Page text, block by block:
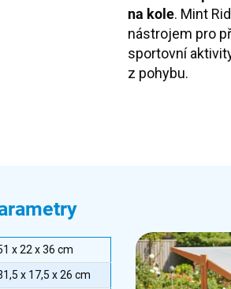
na kole. Mint
nástrojem pro
sportovní
z pohybu.
x 22 x 36 cm
x 17,5 x 26 cm